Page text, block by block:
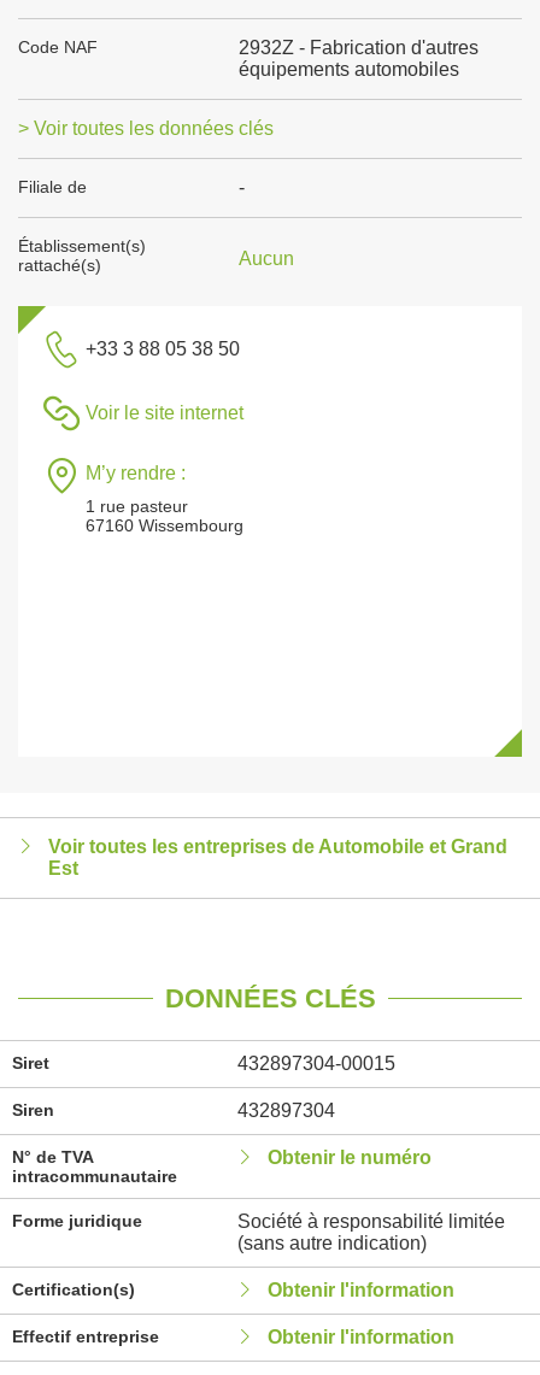
Code NAF
2932Z - Fabrication d'autres
équipements automobiles
> Voir toutes les données clés
Filiale de -
Établissement(s)
rattaché(s)
Aucun
+33 3 88 05 38 50
Voir le site internet
M’y rendre :
1 rue pasteur
67160 Wissembourg
Voir toutes les entreprises de Automobile et Grand
Est
DONNÉES CLÉS
Siret 432897304-00015
Siren 432897304
N° de TVA
intracommunautaire
Obtenir le numéro
Forme juridique
Société à responsabilité limitée
(sans autre indication)
Certification(s) Obtenir l'information
Effectif entreprise Obtenir l'information